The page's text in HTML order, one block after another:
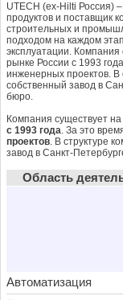
UTECH (ex-Hilti Россия)
продуктов и поставщик
строительных и
подходом на каждом
эксплуатации.
рынке России с 1993
инженерных проектов. В
собственный завод в
бюро.
Компания существует
с 1993 года. За это
проектов. В структуре
завод в Санкт-
Область
Автоматизация